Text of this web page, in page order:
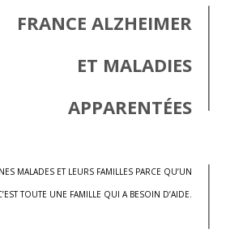
FRANCE ALZHEIMER
ET MALADIES
APPARENTÉES
MALADES ET LEURS FAMILLES PARCE QU’UN
TOUTE UNE FAMILLE QUI A BESOIN D’AIDE.